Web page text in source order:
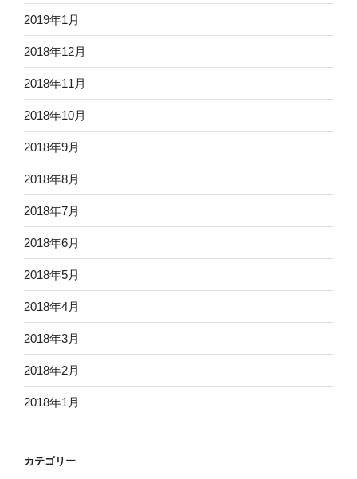
2019年1月
2018年12月
2018年11月
2018年10月
2018年9月
2018年8月
2018年7月
2018年6月
2018年5月
2018年4月
2018年3月
2018年2月
2018年1月
カテゴリー